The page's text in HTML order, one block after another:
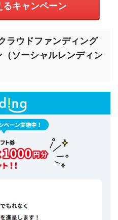
キャンペーン
ラウドファンディング
ソーシャルレンディン